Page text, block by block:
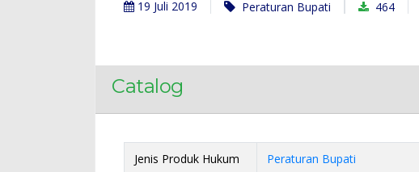
19 Juli 2019 Peraturan Bupati 464
Catalog
Jenis Produk Hukum Peraturan Bupati